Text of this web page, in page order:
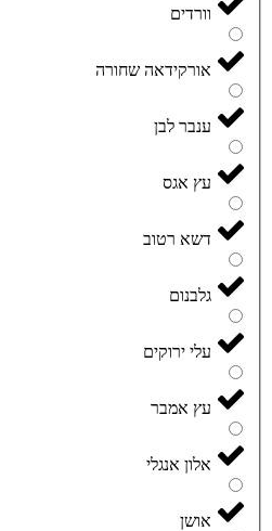
וורדים
אורקידאה שחורה
ענבר לבן
עץ אגס
דשא רטוב
גלבנום
עלי ירוקים
עץ אמבר
אלון אנגלי
אושן